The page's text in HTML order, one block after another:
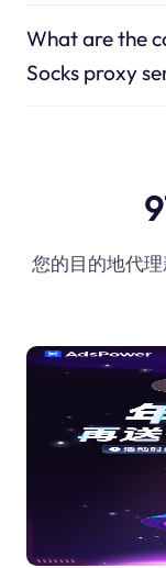
What are the
Socks proxy
您的目的地代